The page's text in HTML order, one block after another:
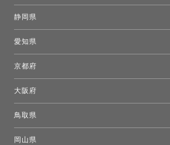
キーブー東京
FLOS｜フロスデザインスペース青山
静岡県
愛知県
京都府
大阪府
鳥取県
岡山県